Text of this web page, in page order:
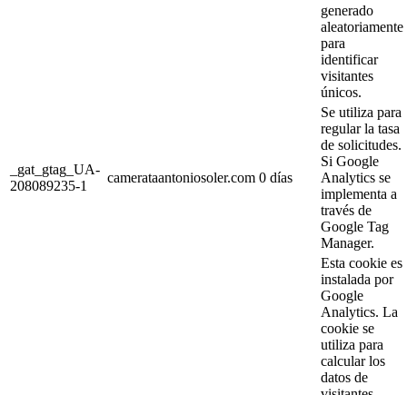
generado
aleatoriamente
para
identificar
visitantes
únicos.
_gat_gtag_UA-
208089235-1
camerataantoniosoler.com 0 días
Se utiliza para
regular la tasa
de solicitudes.
Si Google
Analytics se
implementa a
través de
Google Tag
Manager.
Esta cookie es
instalada por
Google
Analytics. La
cookie se
utiliza para
calcular los
datos de